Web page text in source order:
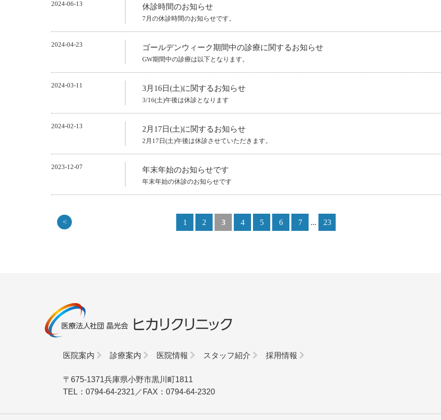
2024-06-13 休診時間のお知らせ
7月の休診時間のお知らせです。
2024-04-23 ゴールデンウィーク期間中の診療に関するお知らせ
GW期間中の診療は以下となります。
2024-03-11 3月16日(土)に関するお知らせ
3/16(土)午後は休診となります
2024-02-13 2月17日(土)に関するお知らせ
2月17日(土)午後は休診させていただきます。
2023-12-07 年末年始のお知らせです
年末年始の休診のお知らせです
< 1 2 3 4 5 6 7 ... 23
医院案内 診療案内 医院情報 スタッフ紹介 採用情報
〒675-1371兵庫県小野市黒川町1811
TEL：0794-64-2321／FAX：0794-64-2320